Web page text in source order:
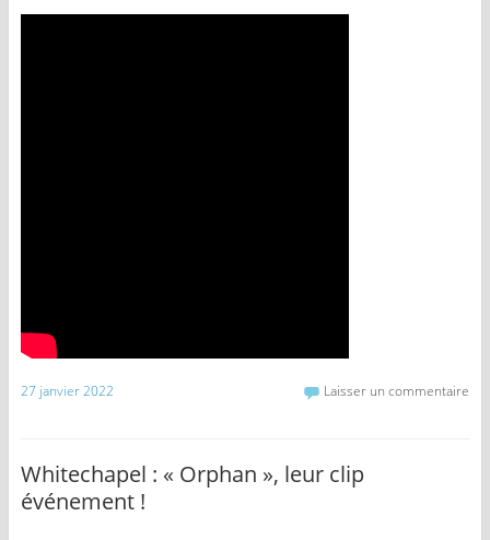
27 janvier 2022 Laisser un commentaire
Whitechapel : « Orphan », leur clip
événement !